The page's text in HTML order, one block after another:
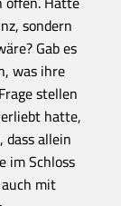
sondern
Gab es
was ihre
stellen
hatte,
allein
im Schloss
mit